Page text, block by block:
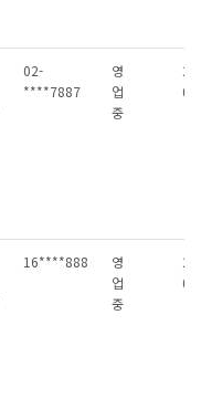
02-
****7887
영
업
중
16****888
영
업
중